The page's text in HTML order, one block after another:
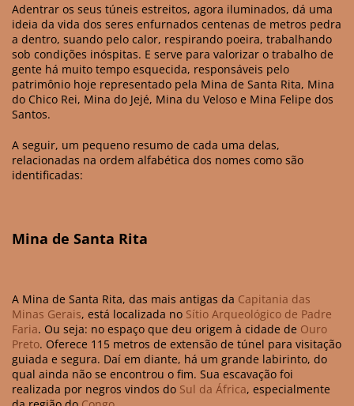
Adentrar os seus túneis estreitos, agora iluminados, dá uma
ideia da vida dos seres enfurnados centenas de metros pedra
a dentro, suando pelo calor, respirando poeira, trabalhando
sob condições inóspitas. E serve para valorizar o trabalho de
gente há muito tempo esquecida, responsáveis pelo
patrimônio hoje representado pela Mina de Santa Rita, Mina
do Chico Rei, Mina do Jejé, Mina du Veloso e Mina Felipe dos
Santos.
A seguir, um pequeno resumo de cada uma delas,
relacionadas na ordem alfabética dos nomes como são
identificadas:
Mina de Santa Rita
A Mina de Santa Rita, das mais antigas da Capitania das
Minas Gerais, está localizada no Sítio Arqueológico de Padre
Faria. Ou seja: no espaço que deu origem à cidade de Ouro
Preto. Oferece 115 metros de extensão de túnel para visitação
guiada e segura. Daí em diante, há um grande labirinto, do
qual ainda não se encontrou o fim. Sua escavação foi
realizada por negros vindos do Sul da África, especialmente